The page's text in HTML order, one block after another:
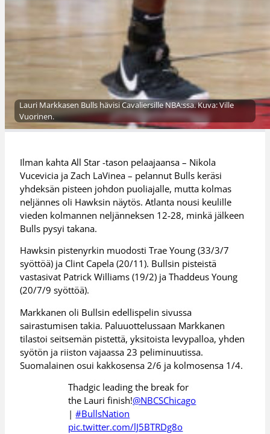
Lauri Markkasen Bulls hävisi Cavaliersille NBA:ssa. Kuva: Ville
Vuorinen.
Ilman kahta All Star -tason pelaajaansa – Nikola
Vucevicia ja Zach LaVinea – pelannut Bulls keräsi
yhdeksän pisteen johdon puoliajalle, mutta kolmas
neljännes oli Hawksin näytös. Atlanta nousi keulille
vieden kolmannen neljänneksen 12-28, minkä jälkeen
Bulls pysyi takana.
Hawksin pistenyrkin muodosti Trae Young (33/3/7
syöttöä) ja Clint Capela (20/11). Bullsin pisteistä
vastasivat Patrick Williams (19/2) ja Thaddeus Young
(20/7/9 syöttöä).
Markkanen oli Bullsin edellispelin sivussa
sairastumisen takia. Paluuottelussaan Markkanen
tilastoi seitsemän pistettä, yksitoista levypalloa, yhden
syötön ja riiston vajaassa 23 peliminuutissa.
Suomalainen osui kakkosensa 2/6 ja kolmosensa 1/4.
Thadgic leading the break for
the Lauri finish!@NBCSChicago
|#BullsNation
pic.twitter.com/lJ5BTRDg8o